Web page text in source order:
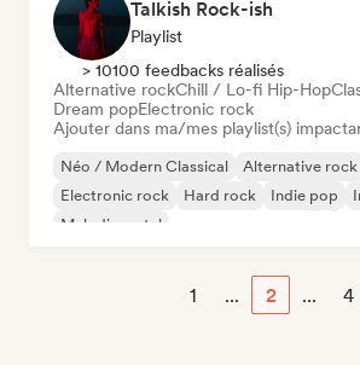
Talkish Rock-ish
Playlist
> 10100 feedbacks réalisés
Alternative rockChill / Lo-fi Hip-Hop
Dream popElectronic rock
Ajouter dans ma/mes playlist(s)
Néo / Modern Classical Alternative rock
Electronic rock
Hard rock Indie pop
Melodic metal
1 ... 2 ... 4